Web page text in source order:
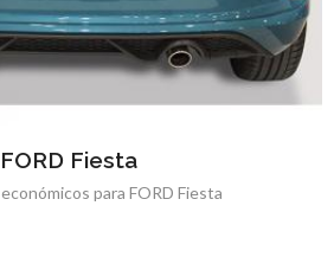
FORD Fiesta
para FORD Fiesta